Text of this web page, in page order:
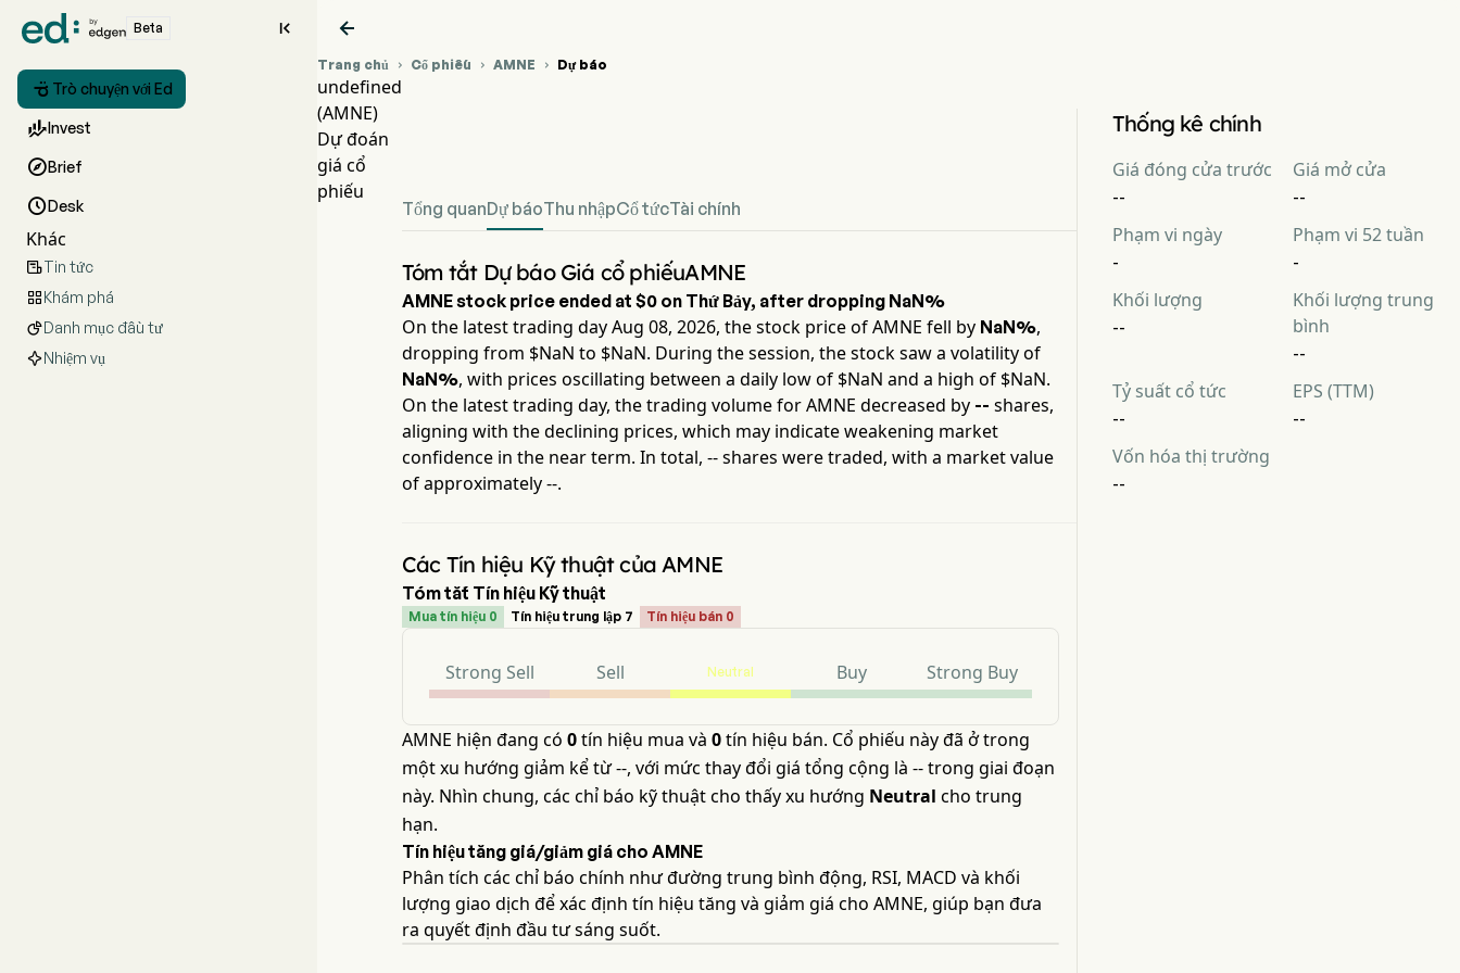
Beta 
 Trò chuyện với Ed
Invest
Brief
Desk
Khác
Tin tức
Khám phá
Danh mục đầu tư
Nhiệm vụ

Trang chủ  Cổ phiếu  AMNE  Dự báo
undefined
(AMNE)
Dự đoán
giá cổ
phiếu
Tổng quanDự báoThu nhậpCổ tứcTài chính
Tóm tắt Dự báo Giá cổ phiếuAMNE
AMNEstock price ended at $0 on Thứ Bảy, after dropping NaN%
On the latest trading dayAug 08, 2026, the stock price ofAMNE fell by NaN%,
dropping from $NaN to $NaN. During the session, the stock saw a volatility of
NaN%, with prices oscillating between a daily low of $NaN and a high of $NaN.
On the latest trading day, the trading volume forAMNE decreased by -- shares,
aligning with the declining prices, which may indicate weakening market
confidence in the near term. In total, --shares were traded, with a market value
of approximately--.
Các Tín hiệu Kỹ thuật của AMNE
Tóm tắt Tín hiệu Kỹ thuật
Mua tín hiệu 0 Tín hiệu trung lập 7 Tín hiệu bán 0
Strong Sell Sell Neutral Buy Strong Buy
AMNE hiện đang có 0tín hiệu mua và 0tín hiệu bán. Cổ phiếu này đã ở trong
một xu hướng giảm kể từ --, với mức thay đổi giá tổng cộng là -- trong giai đoạn
này. Nhìn chung, các chỉ báo kỹ thuật cho thấy xu hướng Neutral cho trung
hạn.
Tín hiệu tăng giá/giảm giá cho AMNE
Phân tích các chỉ báo chính như đường trung bình động, RSI, MACD và khối
lượng giao dịch để xác định tín hiệu tăng và giảm giá cho AMNE, giúp bạn đưa
ra quyết định đầu tư sáng suốt.
Thống kê chính
Giá đóng cửa trước
--
Giá mở cửa
--
Phạm vi ngày
-
Phạm vi 52 tuần
-
Khối lượng
--
Khối lượng trung
bình
--
Tỷ suất cổ tức
--
EPS (TTM)
--
Vốn hóa thị trường
--